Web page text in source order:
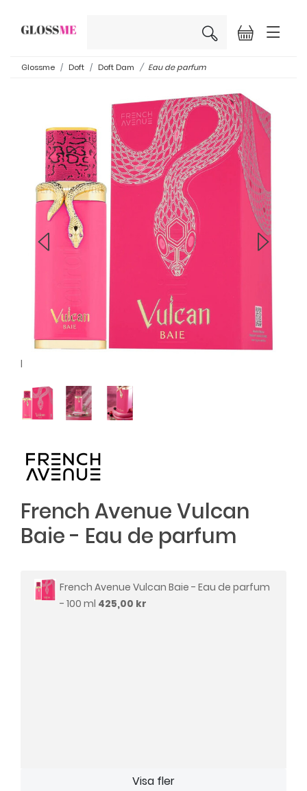
×
Glossme Doft Doft Dam Eau de parfum
l
French Avenue Vulcan
Baie - Eau de parfum
French Avenue Vulcan Baie - Eau de parfum
- 100 ml 425,00 kr
Visa fler